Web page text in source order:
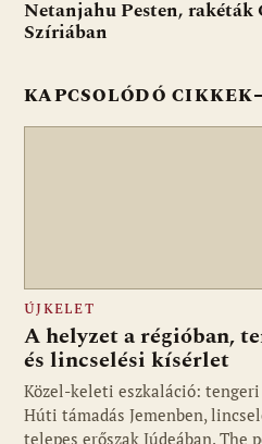
Netanjahu Pesten, rakéták
Szíriában
KAPCSOLÓDÓ CIKKEK
ÚJKELET
A helyzet a régióban,
és lincselési kísérlet
Közel-keleti eszkaláció:
Húti támadás Jemenben,
telepes erőszak Júdeában. The